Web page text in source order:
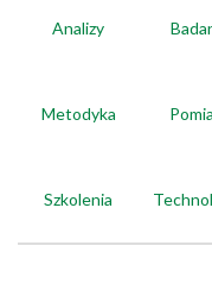
Analizy
Metodyka
Szkolenia